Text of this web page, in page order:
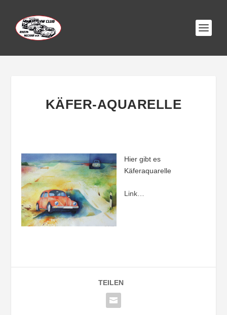
KÄFER-AQUARELLE
Hier gibt es
Käferaquarelle
Link…
TEILEN